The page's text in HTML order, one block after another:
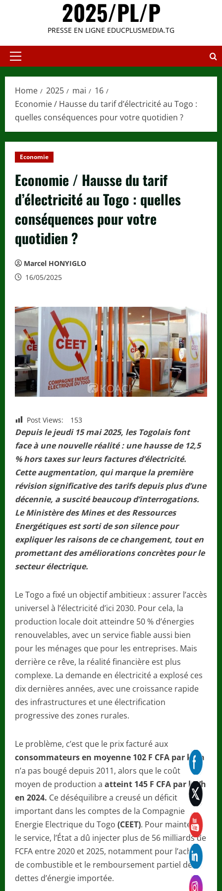
2025/PL/P
PRESSE EN LIGNE EDUCPLUSMEDIA.TG
Primary
Home 2025 mai
16
Economie / Hausse du tarif d’électricité au Togo :
quelles conséquences pour votre quotidien ?
Economie
Economie / Hausse du tarif
d’électricité au Togo : quelles
conséquences pour votre
quotidien ?
Marcel HONYIGLO
16/05/2025
Post Views: 153
Depuis le jeudi 15 mai 2025, les Togolais font
face à une nouvelle réalité : une hausse de 12,5
% hors taxes sur leurs factures d’électricité.
Cette augmentation, qui marque la première
révision significative des tarifs depuis plus d’une
décennie, a suscité beaucoup d’interrogations.
Le Ministère des Mines et des Ressources
Energétiques est sorti de son silence pour
expliquer les raisons de ce changement, tout en
promettant des améliorations concrètes pour le
secteur électrique.
Le Togo a fixé un objectif ambitieux : assurer l’accès
universel à l’électricité d’ici 2030. Pour cela, la
production locale doit atteindre 50 % d’énergies
renouvelables, avec un service fiable aussi bien
pour les ménages que pour les entreprises. Mais
derrière ce rêve, la réalité financière est plus
complexe. La demande en électricité a explosé ces
dix dernières années, avec une croissance rapide
des infrastructures et une électrification
progressive des zones rurales.
Le problème, c’est que le prix facturé aux
consommateurs en moyenne 102 F CFA par kWh
n’a pas bougé depuis 2011, alors que le coût
moyen de production a atteint 145 F CFA par kWh
en 2024. Ce déséquilibre a creusé un déficit
important dans les comptes de la Compagnie
Energie Electrique du Togo (CEET). Pour maintenir
le service, l’État a dû injecter plus de 56 milliards de
FCFA entre 2020 et 2025, notamment pour l’achat
de combustible et le remboursement partiel des
dettes d’énergie importée.